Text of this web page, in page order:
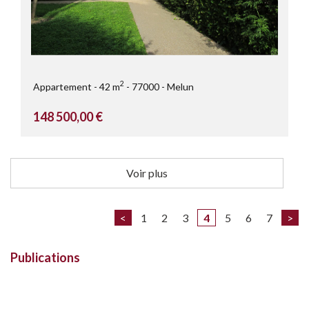
Appartement 42 m2 77000 Melun
148 500,00 €
Voir plus
< 1 2 3 4 5 6 7 >
Publications